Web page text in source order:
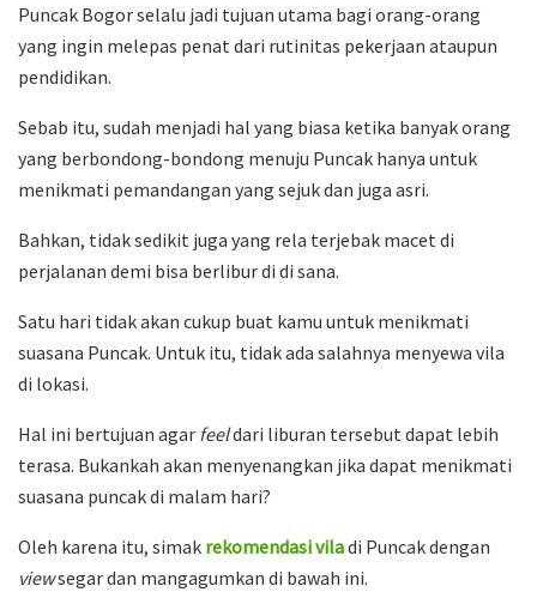
Puncak Bogor selalu jadi tujuan utama bagi orang-orang
yang ingin melepas penat dari rutinitas pekerjaan ataupun
pendidikan.
Sebab itu, sudah menjadi hal yang biasa ketika banyak orang
yang berbondong-bondong menuju Puncak hanya untuk
menikmati pemandangan yang sejuk dan juga asri.
Bahkan, tidak sedikit juga yang rela terjebak macet di
perjalanan demi bisa berlibur di di sana.
Satu hari tidak akan cukup buat kamu untuk menikmati
suasana Puncak. Untuk itu, tidak ada salahnya menyewa vila
di lokasi.
Hal ini bertujuan agar feeldari liburan tersebut dapat lebih
terasa. Bukankah akan menyenangkan jika dapat menikmati
suasana puncak di malam hari?
Oleh karena itu, simak rekomendasi viladi Puncak dengan
viewsegar dan mangagumkan di bawah ini.